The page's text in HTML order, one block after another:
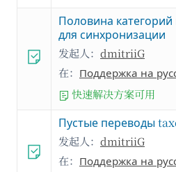
Половина
для синхронизации
发起人： dmitriiG
在： Поддержка на
快速解决方案可用
Пустые переводы
发起人： dmitriiG
在： Поддержка на